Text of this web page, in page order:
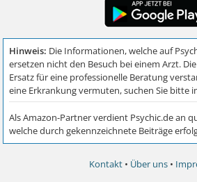
Kontakt • Über uns •